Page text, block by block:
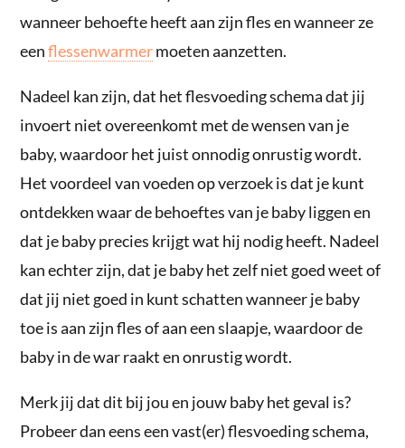
wanneer behoefte heeft aan zijn fles en wanneer ze
eenflessenwarmermoeten aanzetten.
Nadeel kan zijn, dat het flesvoeding schema dat jij
invoert niet overeenkomt met de wensen van je
baby, waardoor het juist onnodig onrustig wordt.
Het voordeel van voeden op verzoek is dat je kunt
ontdekken waar de behoeftes van je baby liggen en
dat je baby precies krijgt wat hij nodig heeft. Nadeel
kan echter zijn, dat je baby het zelf niet goed weet of
dat jij niet goed in kunt schatten wanneer je baby
toe is aan zijn fles of aan een slaapje, waardoor de
baby in de war raakt en onrustig wordt.
Merk jij dat dit bij jou en jouw baby het geval is?
Probeer dan eens een vast(er) flesvoeding schema,